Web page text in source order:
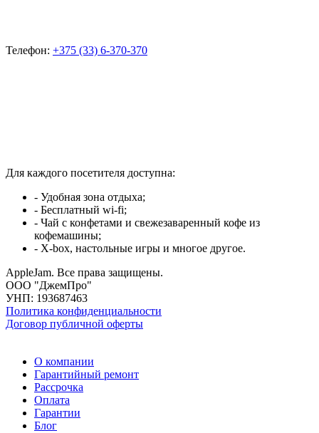
Телефон: +375 (33) 6-370-370
Для каждого посетителя доступна:
- Удобная зона отдыха;
- Бесплатный wi-fi;
- Чай с конфетами и свежезаваренный кофе из
кофемашины;
- X-box, настольные игры и многое другое.
AppleJam. Все права защищены.
ООО "ДжемПро"
УНП: 193687463
Политика конфиденциальности
Договор публичной оферты
О компании
Гарантийный ремонт
Рассрочка
Оплата
Гарантии
Блог